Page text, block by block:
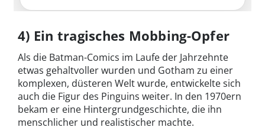
4) Ein tragisches Mobbing-Opfer
Als die Batman-Comics im Laufe der Jahrzehnte
etwas gehaltvoller wurden und Gotham zu einer
komplexen, düsteren Welt wurde, entwickelte sich
auch die Figur des Pinguins weiter. In den 1970ern
bekam er eine Hintergrundgeschichte, die ihn
menschlicher und realistischer machte.